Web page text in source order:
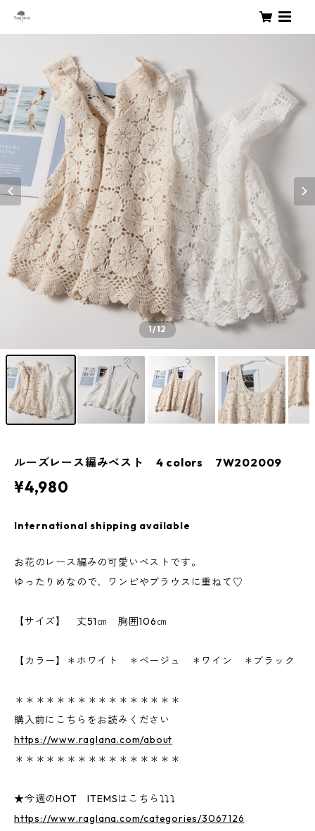
1/12
ルーズレース編みベスト 4 colors 7W202009
¥4,980
International shipping available
お花のレース編みの可愛いベストです。
ゆったりめなので、ワンピやブラウスに重ねて♡
【サイズ】 丈51㎝ 胸囲106㎝
【カラー】＊ホワイト ＊ベージュ ＊ワイン ＊ブラック
＊＊＊＊＊＊＊＊＊＊＊＊＊＊＊＊
購入前にこちらをお読みください
https://www.raglana.com/about
＊＊＊＊＊＊＊＊＊＊＊＊＊＊＊＊
★今週のHOT ITEMSはこちら⤵⤵⤵
https://www.raglana.com/categories/3067126